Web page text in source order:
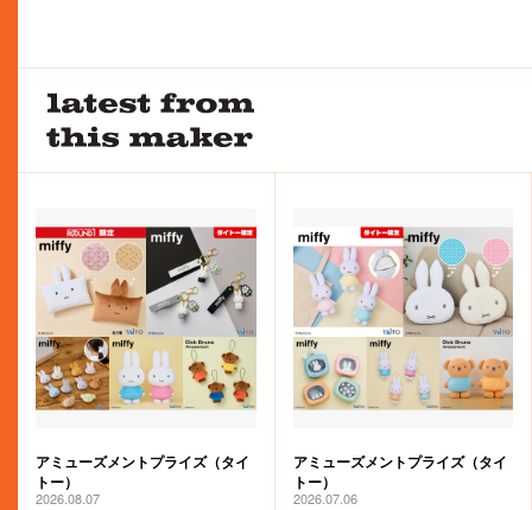
アミューズメントプライズ（タイ
トー）
2026.08.07
アミューズメントプライズ（タイ
トー）
2026.07.06